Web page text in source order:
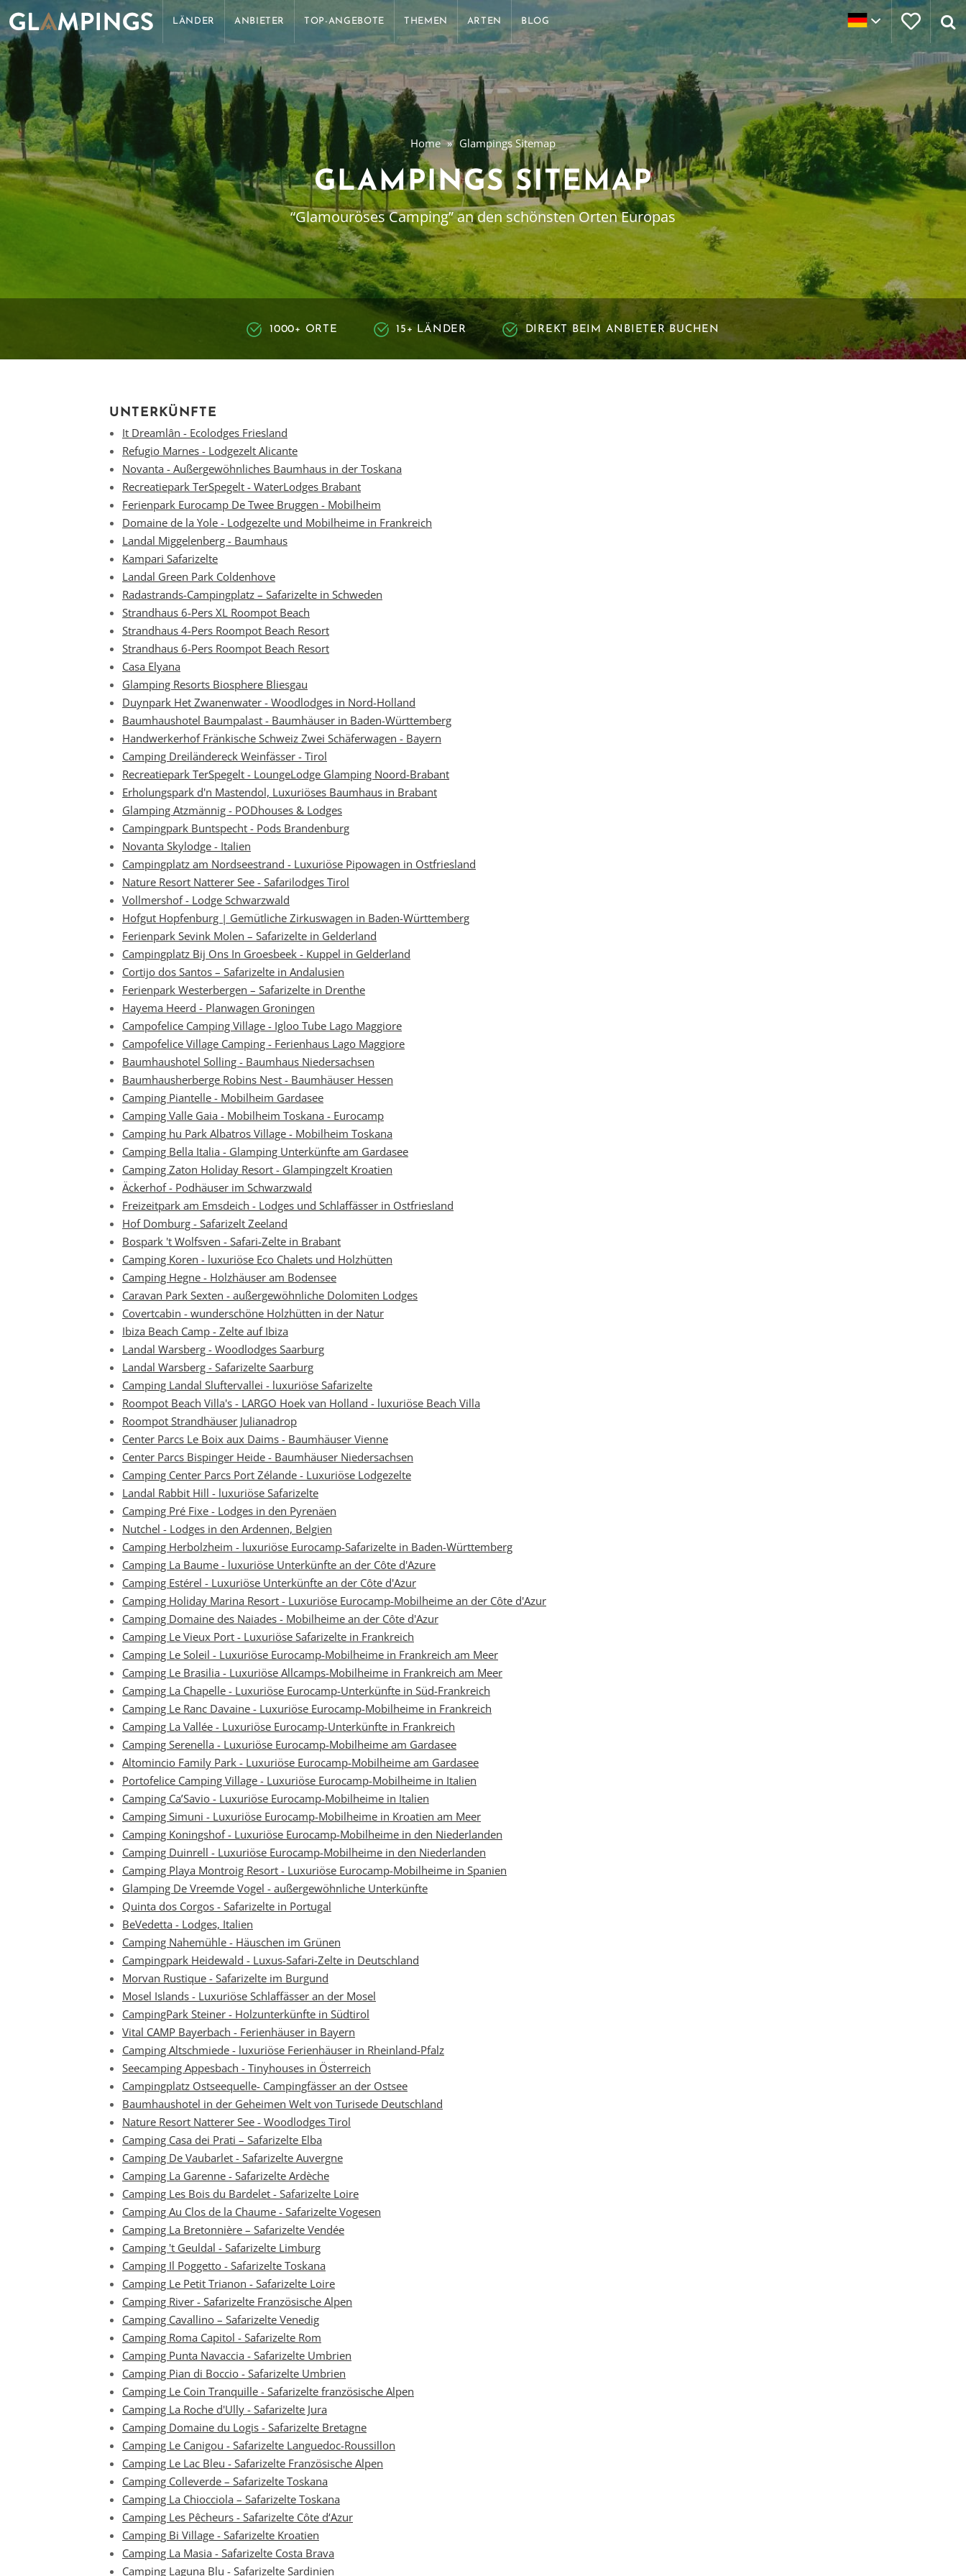
LÄNDER ANBIETER TOP-ANGEBOTE THEMEN ARTEN BLOG
Home Glampings Sitemap
GLAMPINGS SITEMAP
“Glamouröses Camping” an den schönsten Orten Europas
1000+ ORTE 15+ LÄNDER DIREKT BEIM ANBIETER BUCHEN
UNTERKÜNFTE
It Dreamlân - Ecolodges Friesland
Refugio Marnes - Lodgezelt Alicante
Novanta - Außergewöhnliches Baumhaus in der Toskana
Recreatiepark TerSpegelt - WaterLodges Brabant
Ferienpark Eurocamp De Twee Bruggen - Mobilheim
Domaine de la Yole - Lodgezelte und Mobilheime in Frankreich
Landal Miggelenberg - Baumhaus
Kampari Safarizelte
Landal Green Park Coldenhove
Radastrands-Campingplatz – Safarizelte in Schweden
Strandhaus 6-Pers XL Roompot Beach
Strandhaus 4-Pers Roompot Beach Resort
Strandhaus 6-Pers Roompot Beach Resort
Casa Elyana
Glamping Resorts Biosphere Bliesgau
Duynpark Het Zwanenwater - Woodlodges in Nord-Holland
Baumhaushotel Baumpalast - Baumhäuser in Baden-Württemberg
Handwerkerhof Fränkische Schweiz Zwei Schäferwagen - Bayern
Camping Dreiländereck Weinfässer - Tirol
Recreatiepark TerSpegelt - LoungeLodge Glamping Noord-Brabant
Erholungspark d'n Mastendol, Luxuriöses Baumhaus in Brabant
Glamping Atzmännig - PODhouses & Lodges
Campingpark Buntspecht - Pods Brandenburg
Novanta Skylodge - Italien
Campingplatz am Nordseestrand - Luxuriöse Pipowagen in Ostfriesland
Nature Resort Natterer See - Safarilodges Tirol
Vollmershof - Lodge Schwarzwald
Hofgut Hopfenburg | Gemütliche Zirkuswagen in Baden-Württemberg
Ferienpark Sevink Molen – Safarizelte in Gelderland
Campingplatz Bij Ons In Groesbeek - Kuppel in Gelderland
Cortijo dos Santos – Safarizelte in Andalusien
Ferienpark Westerbergen – Safarizelte in Drenthe
Hayema Heerd - Planwagen Groningen
Campofelice Camping Village - Igloo Tube Lago Maggiore
Campofelice Village Camping - Ferienhaus Lago Maggiore
Baumhaushotel Solling - Baumhaus Niedersachsen
Baumhausherberge Robins Nest - Baumhäuser Hessen
Camping Piantelle - Mobilheim Gardasee
Camping Valle Gaia - Mobilheim Toskana - Eurocamp
Camping hu Park Albatros Village - Mobilheim Toskana
Camping Bella Italia - Glamping Unterkünfte am Gardasee
Camping Zaton Holiday Resort - Glampingzelt Kroatien
Äckerhof - Podhäuser im Schwarzwald
Freizeitpark am Emsdeich - Lodges und Schlaffässer in Ostfriesland
Hof Domburg - Safarizelt Zeeland
Bospark 't Wolfsven - Safari-Zelte in Brabant
Camping Koren - luxuriöse Eco Chalets und Holzhütten
Camping Hegne - Holzhäuser am Bodensee
Caravan Park Sexten - außergewöhnliche Dolomiten Lodges
Covertcabin - wunderschöne Holzhütten in der Natur
Ibiza Beach Camp - Zelte auf Ibiza
Landal Warsberg - Woodlodges Saarburg
Landal Warsberg - Safarizelte Saarburg
Camping Landal Sluftervallei - luxuriöse Safarizelte
Roompot Beach Villa's - LARGO Hoek van Holland - luxuriöse Beach Villa
Roompot Strandhäuser Julianadrop
Center Parcs Le Boix aux Daims - Baumhäuser Vienne
Center Parcs Bispinger Heide - Baumhäuser Niedersachsen
Camping Center Parcs Port Zélande - Luxuriöse Lodgezelte
Landal Rabbit Hill - luxuriöse Safarizelte
Camping Pré Fixe - Lodges in den Pyrenäen
Nutchel - Lodges in den Ardennen, Belgien
Camping Herbolzheim - luxuriöse Eurocamp-Safarizelte in Baden-Württemberg
Camping La Baume - luxuriöse Unterkünfte an der Côte d'Azure
Camping Estérel - Luxuriöse Unterkünfte an der Côte d'Azur
Camping Holiday Marina Resort - Luxuriöse Eurocamp-Mobilheime an der Côte d'Azur
Camping Domaine des Naiades - Mobilheime an der Côte d'Azur
Camping Le Vieux Port - Luxuriöse Safarizelte in Frankreich
Camping Le Soleil - Luxuriöse Eurocamp-Mobilheime in Frankreich am Meer
Camping Le Brasilia - Luxuriöse Allcamps-Mobilheime in Frankreich am Meer
Camping La Chapelle - Luxuriöse Eurocamp-Unterkünfte in Süd-Frankreich
Camping Le Ranc Davaine - Luxuriöse Eurocamp-Mobilheime in Frankreich
Camping La Vallée - Luxuriöse Eurocamp-Unterkünfte in Frankreich
Camping Serenella - Luxuriöse Eurocamp-Mobilheime am Gardasee
Altomincio Family Park - Luxuriöse Eurocamp-Mobilheime am Gardasee
Portofelice Camping Village - Luxuriöse Eurocamp-Mobilheime in Italien
Camping Ca’Savio - Luxuriöse Eurocamp-Mobilheime in Italien
Camping Simuni - Luxuriöse Eurocamp-Mobilheime in Kroatien am Meer
Camping Koningshof - Luxuriöse Eurocamp-Mobilheime in den Niederlanden
Camping Duinrell - Luxuriöse Eurocamp-Mobilheime in den Niederlanden
Camping Playa Montroig Resort - Luxuriöse Eurocamp-Mobilheime in Spanien
Glamping De Vreemde Vogel - außergewöhnliche Unterkünfte
Quinta dos Corgos - Safarizelte in Portugal
BeVedetta - Lodges, Italien
Camping Nahemühle - Häuschen im Grünen
Campingpark Heidewald - Luxus-Safari-Zelte in Deutschland
Morvan Rustique - Safarizelte im Burgund
Mosel Islands - Luxuriöse Schlaffässer an der Mosel
CampingPark Steiner - Holzunterkünfte in Südtirol
Vital CAMP Bayerbach - Ferienhäuser in Bayern
Camping Altschmiede - luxuriöse Ferienhäuser in Rheinland-Pfalz
Seecamping Appesbach - Tinyhouses in Österreich
Campingplatz Ostseequelle- Campingfässer an der Ostsee
Baumhaushotel in der Geheimen Welt von Turisede Deutschland
Nature Resort Natterer See - Woodlodges Tirol
Camping Casa dei Prati – Safarizelte Elba
Camping De Vaubarlet - Safarizelte Auvergne
Camping La Garenne - Safarizelte Ardèche
Camping Les Bois du Bardelet - Safarizelte Loire
Camping Au Clos de la Chaume - Safarizelte Vogesen
Camping La Bretonnière – Safarizelte Vendée
Camping 't Geuldal - Safarizelte Limburg
Camping Il Poggetto - Safarizelte Toskana
Camping Le Petit Trianon - Safarizelte Loire
Camping River - Safarizelte Französische Alpen
Camping Cavallino – Safarizelte Venedig
Camping Roma Capitol - Safarizelte Rom
Camping Punta Navaccia - Safarizelte Umbrien
Camping Pian di Boccio - Safarizelte Umbrien
Camping Le Coin Tranquille - Safarizelte französische Alpen
Camping La Roche d'Ully - Safarizelte Jura
Camping Domaine du Logis - Safarizelte Bretagne
Camping Le Canigou - Safarizelte Languedoc-Roussillon
Camping Le Lac Bleu - Safarizelte Französische Alpen
Camping Colleverde – Safarizelte Toskana
Camping La Chiocciola – Safarizelte Toskana
Camping Les Pêcheurs - Safarizelte Côte d‘Azur
Camping Bi Village - Safarizelte Kroatien
Camping La Masia - Safarizelte Costa Brava
Camping Laguna Blu - Safarizelte Sardinien
Vielen Dank für das Abonnieren unseres Newsletters.